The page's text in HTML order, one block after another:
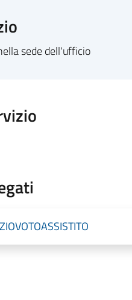
sede dell'ufficio